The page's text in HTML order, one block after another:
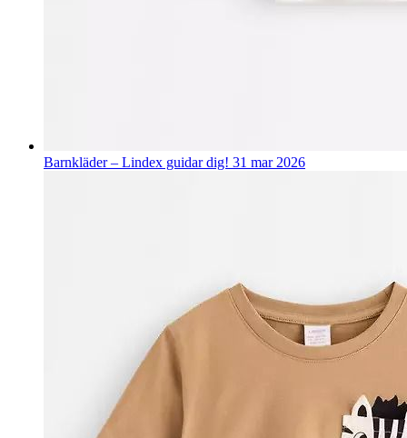
Barnkläder – Lindex guidar dig! 31 mar 2026